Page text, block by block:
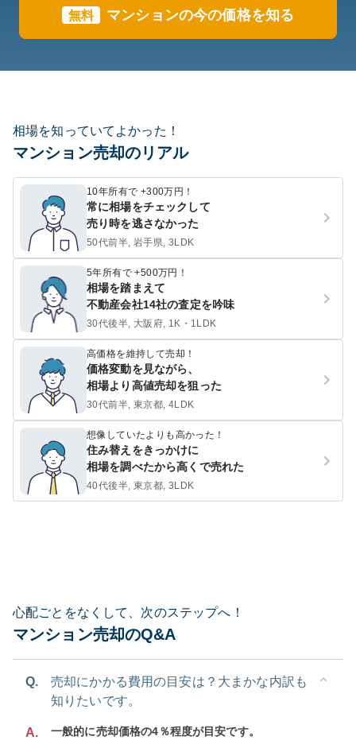
無料 マンションの今の価格を知る
相場を知っていてよかった！
マンション売却のリアル
10年所有で +300万円！
常に相場をチェックして
売り時を逃さなかった
50代前半, 岩手県, 3LDK
5年所有で +500万円！
相場を踏まえて
不動産会社14社の査定を吟味
30代後半, 大阪府, 1K・1LDK
高価格を維持して売却！
価格変動を見ながら、
相場より高値売却を狙った
30代前半, 東京都, 4LDK
想像していたよりも高かった！
住み替えをきっかけに
相場を調べたから高くで売れた
40代後半, 東京都, 3LDK
心配ごとをなくして、次のステップへ！
マンション売却のQ&A
Q.
売却にかかる費用の目安は？大まかな内訳も
知りたいです。
A.
一般的に売却価格の4％程度が目安です。